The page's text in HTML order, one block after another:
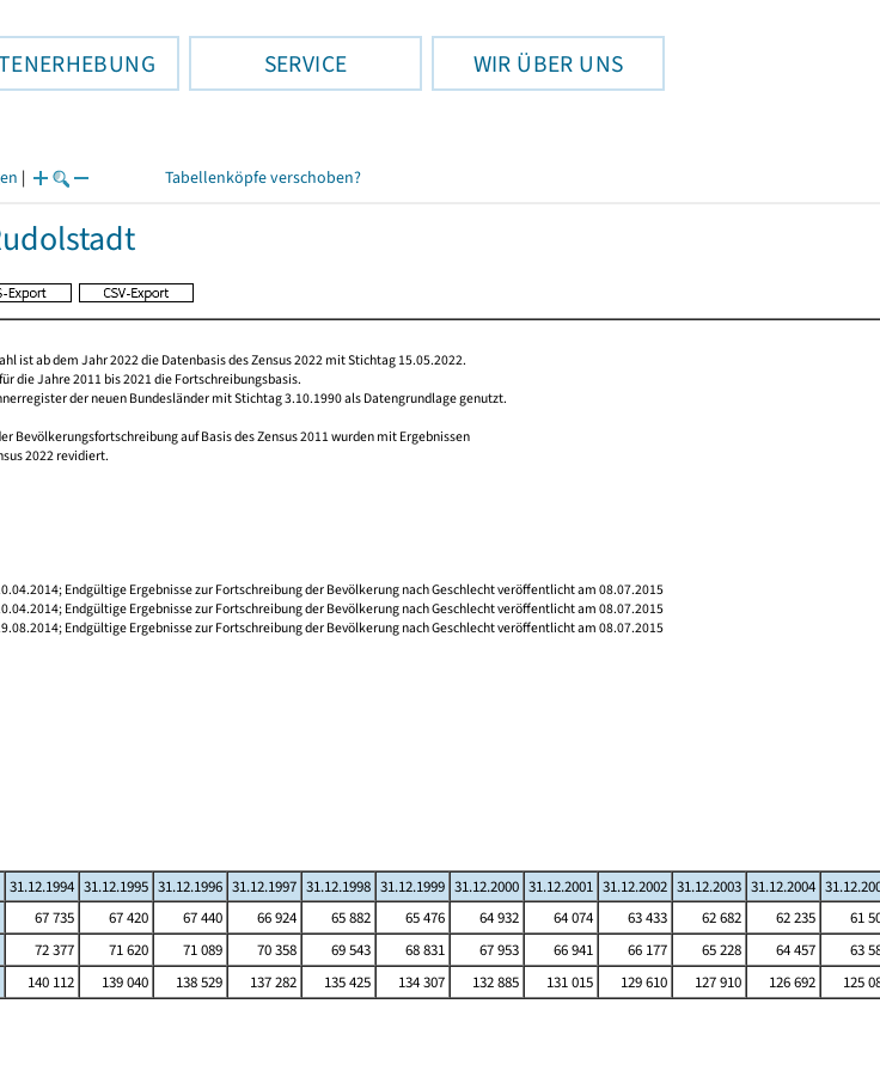
SERVICE WIR ÜBER UNS
| Tabellenköpfe verschoben?
ist ab dem Jahr 2022 die Datenbasis des Zensus 2022 mit Stichtag 15.05.2022.
die Jahre 2011 bis 2021 die Fortschreibungsbasis.
der neuen Bundesländer mit Stichtag 3.10.1990 als Datengrundlage genutzt.
Bevölkerungsfortschreibung auf Basis des Zensus 2011 wurden mit Ergebnissen
2022 revidiert.
Endgültige Ergebnisse zur Fortschreibung der Bevölkerung nach Geschlecht veröffentlicht am 08.07.2015
Endgültige Ergebnisse zur Fortschreibung der Bevölkerung nach Geschlecht veröffentlicht am 08.07.2015
Endgültige Ergebnisse zur Fortschreibung der Bevölkerung nach Geschlecht veröffentlicht am 08.07.2015
31.12.1994 31.12.1995 31.12.1996 31.12.1997 31.12.1998 31.12.1999 31.12.2000 31.12.2001 31.12.2002 31.12.2003 31.12.2004
67 735 67 420 67 440 66 924 65 882 65 476 64 932 64 074 63 433 62 682 62 235
61
72 377 71 620 71 089 70 358 69 543 68 831 67 953 66 941 66 177 65 228 64 457
63
140 112 139 040 138 529 137 282 135 425 134 307 132 885 131 015 129 610 127 910 126 692 125